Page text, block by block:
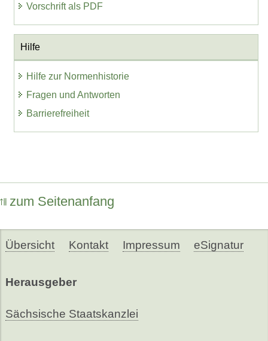
Vorschrift als PDF
Hilfe
Hilfe zur Normenhistorie
Fragen und Antworten
Barrierefreiheit
zum Seitenanfang
Übersicht Kontakt Impressum eSignatur
Herausgeber
Sächsische Staatskanzlei